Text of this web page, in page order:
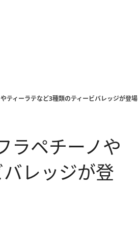
ティーラテなど3種類のティービバレッジが登場
ラペチーノや
レッジが登